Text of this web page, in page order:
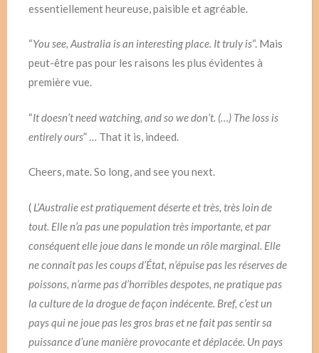
essentiellement heureuse, paisible et agréable.
“You see, Australia is an interesting place. It truly is“. Mais
peut-être pas pour les raisons les plus évidentes à
première vue.
“It doesn’t need watching, and so we don’t. (…) The loss is
entirely ours” … That it is, indeed.
Cheers, mate. So long, and see you next.
( L’Australie est pratiquement déserte et très, très loin de
tout. Elle n’a pas une population très importante, et par
conséquent elle joue dans le monde un rôle marginal. Elle
ne connaît pas les coups d’État, n’épuise pas les réserves de
poissons, n’arme pas d’horribles despotes, ne pratique pas
la culture de la drogue de façon indécente. Bref, c’est un
pays qui ne joue pas les gros bras et ne fait pas sentir sa
puissance d’une manière provocante et déplacée. Un pays